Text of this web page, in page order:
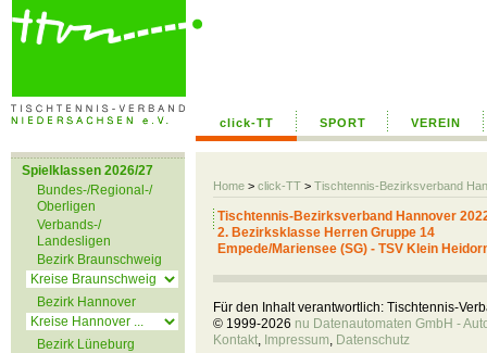
click-TT SPORT VEREIN
Home > click-TT > Tischtennis-Bezirksverband
Spielklassen 2026/27
Bundes-/Regional-/
Oberligen
Verbands-/
Landesligen
Bezirk Braunschweig
Bezirk Hannover
Bezirk Lüneburg
Tischtennis-Bezirksverband Hannover
2. Bezirksklasse Herren Gruppe 14
Empede/Mariensee (SG) - TSV Klein
Für den Inhalt verantwortlich: Tischtennis-
© 1999-2026 nu Datenautomaten GmbH -
Kontakt, Impressum, Datenschutz